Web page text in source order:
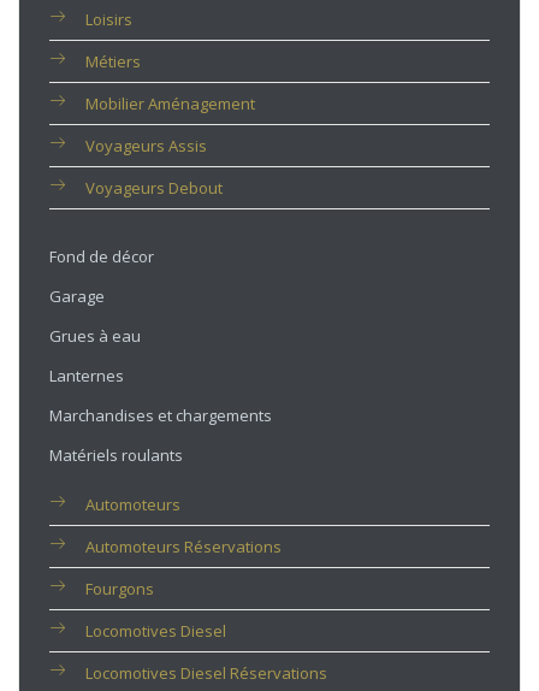
Loisirs
Métiers
Mobilier Aménagement
Voyageurs Assis
Voyageurs Debout
Fond de décor
Garage
Grues à eau
Lanternes
Marchandises et chargements
Matériels roulants
Automoteurs
Automoteurs Réservations
Fourgons
Locomotives Diesel
Locomotives Diesel Réservations